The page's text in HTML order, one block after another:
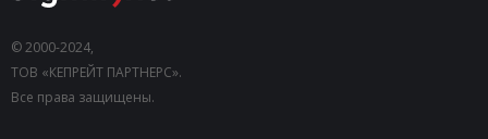
© 2000-2024,
ТОВ «КЕПРЕЙТ ПАРТНЕРС».
Все права защищены.